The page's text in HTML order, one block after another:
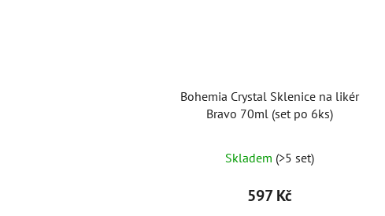
Bohemia Crystal Sklenice na likér
Bravo 70ml (set po 6ks)
Skladem (>5 set)
597 Kč